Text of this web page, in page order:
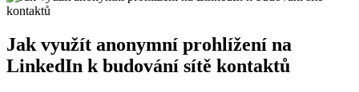
Jak využít anonymní prohlížení na
LinkedIn k budování sítě kontaktů